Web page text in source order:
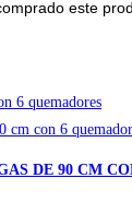
este
DE 90 CM